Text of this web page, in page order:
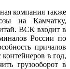
компания также
на Камчатку,
ВСК входит в
России по
причалов
в год,
грузооборот в